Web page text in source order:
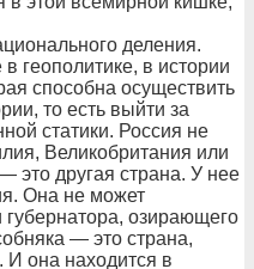
деления.
геополитике, в истории
способна осуществить
то есть выйти за
статики. Россия не
Великобритания или
другая страна. У нее
Она не может
озирающего
— это страна,
И она находится в